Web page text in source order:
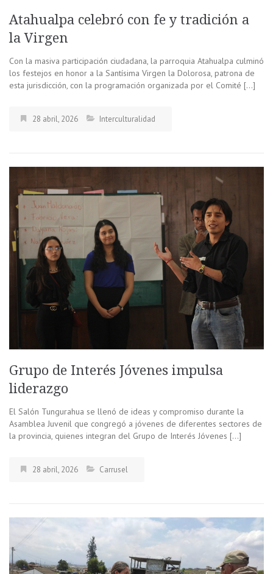
Atahualpa celebró con fe y tradición a
la Virgen
Con la masiva participación ciudadana, la parroquia Atahualpa culminó
los festejos en honor a la Santísima Virgen la Dolorosa, patrona de
esta jurisdicción, con la programación organizada por el Comité […]
28 abril, 2026 Interculturalidad
Grupo de Interés Jóvenes impulsa
liderazgo
El Salón Tungurahua se llenó de ideas y compromiso durante la
Asamblea Juvenil que congregó a jóvenes de diferentes sectores de
la provincia, quienes integran del Grupo de Interés Jóvenes […]
28 abril, 2026 Carrusel